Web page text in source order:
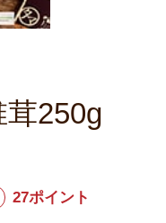
250g
27ポイント